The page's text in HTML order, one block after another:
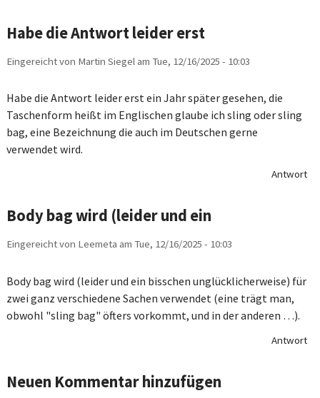
Habe die Antwort leider erst
Eingereicht von Martin Siegel am Tue, 12/16/2025 - 10:03
Habe die Antwort leider erst ein Jahr später gesehen, die
Taschenform heißt im Englischen glaube ich sling oder sling
bag, eine Bezeichnung die auch im Deutschen gerne
verwendet wird.
Antwort
Body bag wird (leider und ein
Eingereicht von Leemeta am Tue, 12/16/2025 - 10:03
Body bag wird (leider und ein bisschen unglücklicherweise) für
zwei ganz verschiedene Sachen verwendet (eine trägt man,
obwohl "sling bag" öfters vorkommt, und in der anderen …).
Antwort
Neuen Kommentar hinzufügen